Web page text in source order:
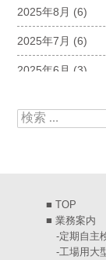
2025年8月 (6)
2025年7月 (6)
2025年6月 (3)
2025年4月(5)
2025年1月(7)
2024年12月(4)
検索:
■ TOP
■ 業務案内
-定期自主
-工場用大